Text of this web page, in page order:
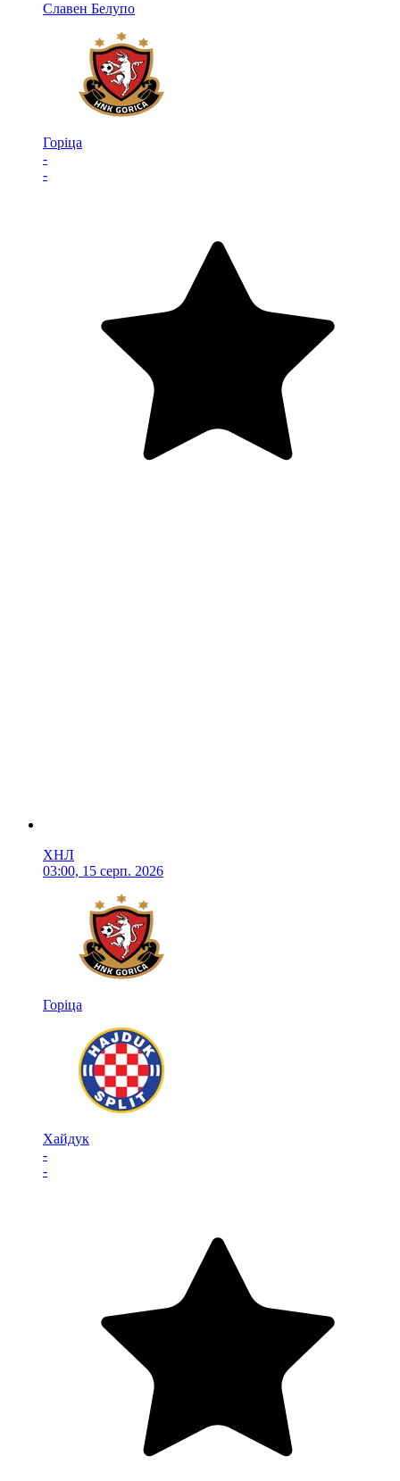
Славен Белупо
Горіца
-
-
ХНЛ
03:00, 15 серп. 2026
Горіца
Хайдук
-
-